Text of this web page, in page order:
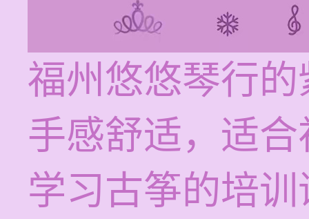
福州悠悠琴行
手感舒适，适
学习古筝的培